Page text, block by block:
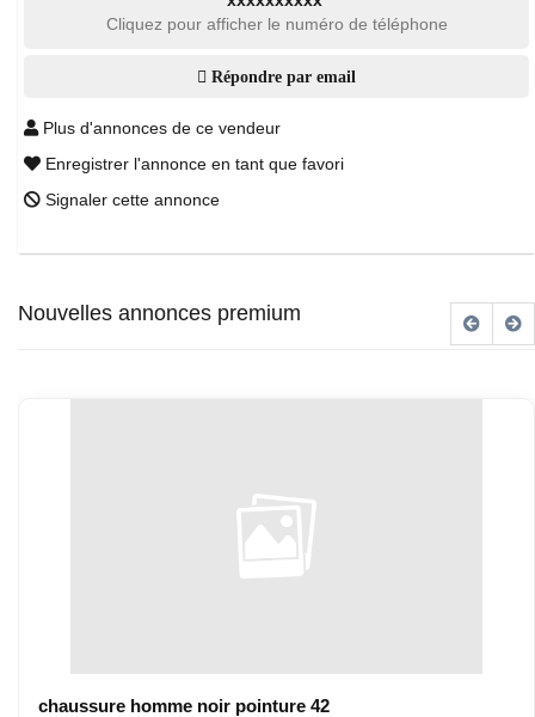
Cliquez pour afficher le numéro de téléphone
Répondre par email
Plus d'annonces de ce vendeur
Enregistrer l'annonce en tant que favori
Signaler cette annonce
Nouvelles annonces premium
chaussure homme noir pointure 42